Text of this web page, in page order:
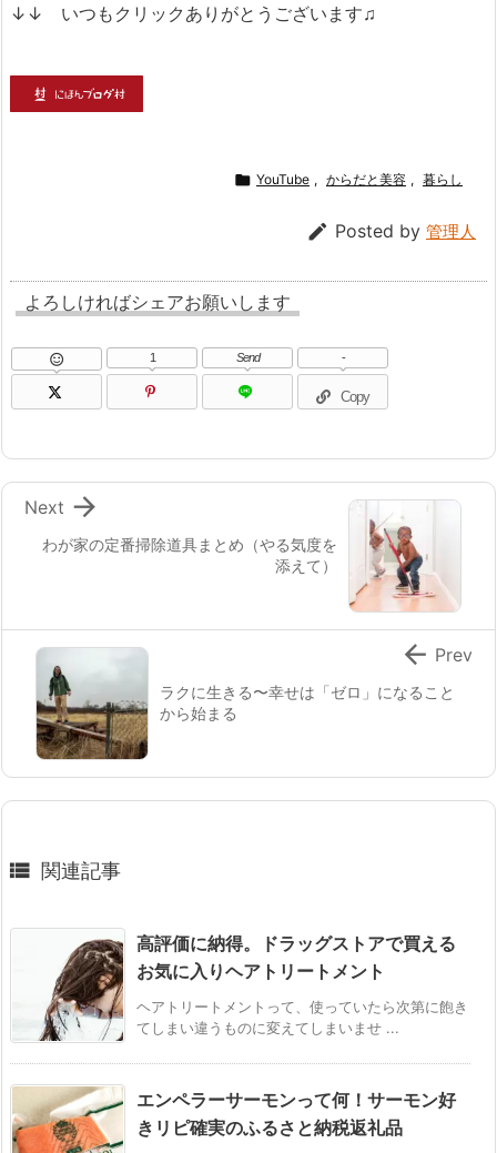
↓↓ いつもクリックありがとうございます♫
 YouTube , からだと美容 , 暮らし
 Posted by 管理人
よろしければシェアお願いします
 1 Send
Copy
-
わが家の定番掃除道具まとめ（やる気度を
添えて）

Next
ラクに生きる〜幸せは「ゼロ」になること
から始まる
 Prev
 関連記事
高評価に納得。ドラッグストアで買える
お気に入りヘアトリートメント
ヘアトリートメントって、使っていたら次第に飽き
てしまい違うものに変えてしまいませ ...
エンペラーサーモンって何！サーモン好
きリピ確実のふるさと納税返礼品